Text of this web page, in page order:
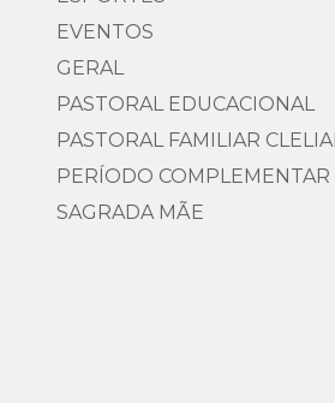
EVENTOS
GERAL
PASTORAL EDUCACIONAL
PASTORAL FAMILIAR
PERÍODO COMPLEMENTAR
SAGRADA MÃE